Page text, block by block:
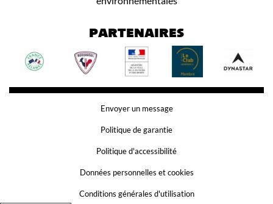
PARTENAIRES
Envoyer un message
Politique de garantie
Politique d'accessibilité
Données personnelles et cookies
Conditions générales d'utilisation